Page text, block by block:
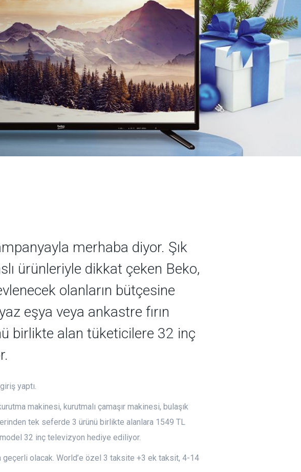
merhaba diyor. Şık
ürünleriyle dikkat çeken Beko,
olanların bütçesine
eşya veya ankastre fırın
birlikte alan tüketicilere 32 inç
yaptı.
makinesi, kurutmalı çamaşır makinesi, bulaşık
tek seferde 3 ürünü birlikte alanlara 1549 TL
32 inç televizyon hediye ediliyor.
geçerli olacak. World’e özel 3 taksite +3 ek taksit, 4-14